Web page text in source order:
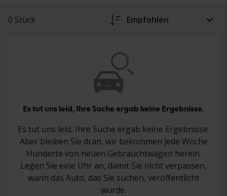
0 Stück Empfohlen
Es tut uns leid, Ihre Suche ergab keine Ergebnisse.
Es tut uns leid, Ihre Suche ergab keine Ergebnisse.
Aber bleiben Sie dran, wir bekommen jede Woche
Hunderte von neuen Gebrauchtwagen herein.
Legen Sie eine Uhr an, damit Sie nicht verpassen,
wann das Auto, das Sie suchen, veröffentlicht
wurde.